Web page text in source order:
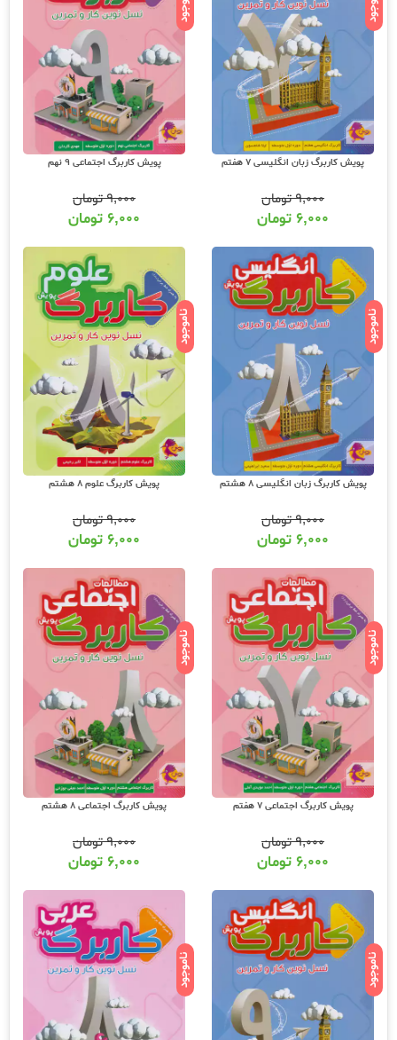
پویش کاربرگ زبان انگلیسی 7 هفتم
۹,۰۰۰تومان
۶,۰۰۰ تومان
پویش کاربرگ اجتماعی 9 نهم
۹,۰۰۰تومان
۶,۰۰۰ تومان
ناموجود
پویش کاربرگ زبان انگلیسی 8 هشتم
۹,۰۰۰تومان
۶,۰۰۰ تومان
ناموجود
پویش کاربرگ علوم 8 هشتم
۹,۰۰۰تومان
۶,۰۰۰ تومان
ناموجود
پویش کاربرگ اجتماعی 7 هفتم
۹,۰۰۰تومان
۶,۰۰۰ تومان
ناموجود
پویش کاربرگ اجتماعی 8 هشتم
۹,۰۰۰تومان
۶,۰۰۰ تومان
ناموجود ناموجود